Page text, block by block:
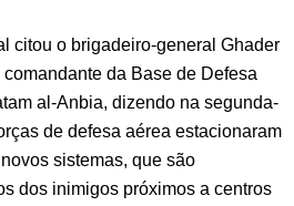
citou o brigadeiro-general Ghader
da Base de Defesa
al-Anbia, dizendo na segunda-
de defesa aérea estacionaram
sistemas, que são
dos inimigos próximos a centros